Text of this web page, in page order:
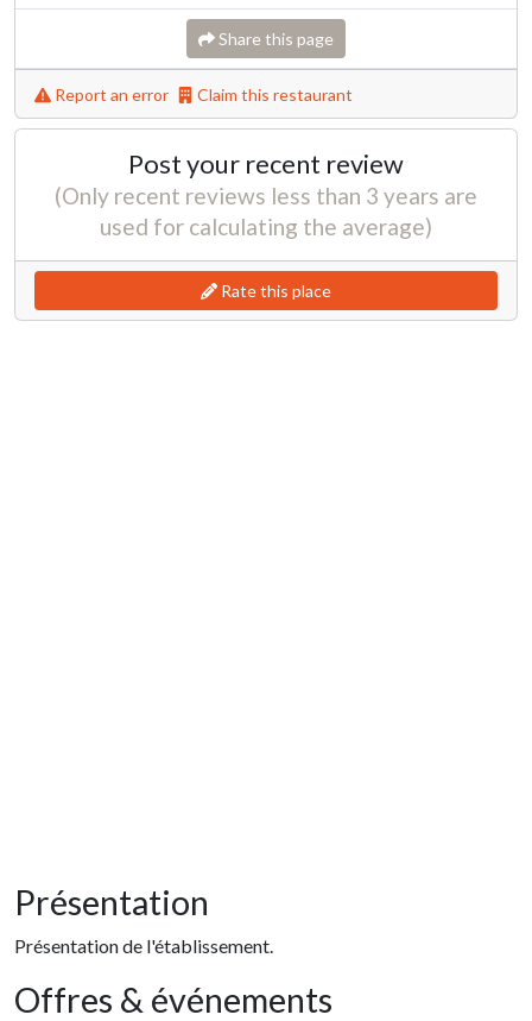
Share this page
Report an error Claim this restaurant
Post your recent review
(Only recent reviews less than 3 years are
used for calculating the average)
Rate this place
Présentation
Présentation de l'établissement.
Offres & événements